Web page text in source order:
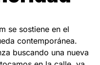
se sostiene en el
contemporánea.
buscando una nueva